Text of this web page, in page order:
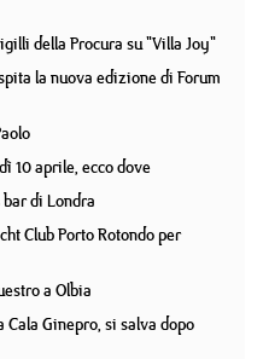
della Procura su "Villa Joy"
la nuova edizione di Forum
10 aprile, ecco dove
di Londra
Club Porto Rotondo per
a Olbia
Ginepro, si salva dopo